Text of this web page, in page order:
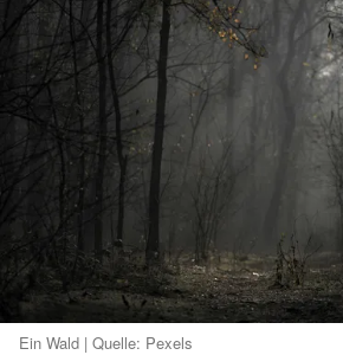
Ein Wald | Quelle: Pexels